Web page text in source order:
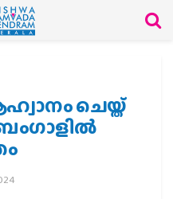
ചെയ്ത്